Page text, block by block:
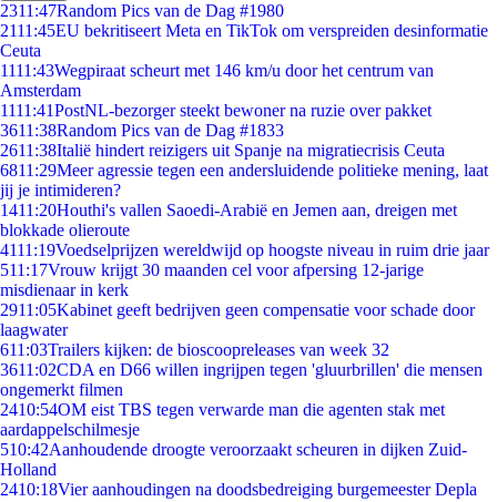
2311:47Random Pics van de Dag #1980
2111:45EU bekritiseert Meta en TikTok om verspreiden desinformatie
Ceuta
1111:43Wegpiraat scheurt met 146 km/u door het centrum van
Amsterdam
1111:41PostNL-bezorger steekt bewoner na ruzie over pakket
3611:38Random Pics van de Dag #1833
2611:38Italië hindert reizigers uit Spanje na migratiecrisis Ceuta
6811:29Meer agressie tegen een andersluidende politieke mening, laat
jij je intimideren?
1411:20Houthi's vallen Saoedi-Arabië en Jemen aan, dreigen met
blokkade olieroute
4111:19Voedselprijzen wereldwijd op hoogste niveau in ruim drie jaar
511:17Vrouw krijgt 30 maanden cel voor afpersing 12-jarige
misdienaar in kerk
2911:05Kabinet geeft bedrijven geen compensatie voor schade door
laagwater
611:03Trailers kijken: de bioscoopreleases van week 32
3611:02CDA en D66 willen ingrijpen tegen 'gluurbrillen' die mensen
ongemerkt filmen
2410:54OM eist TBS tegen verwarde man die agenten stak met
aardappelschilmesje
510:42Aanhoudende droogte veroorzaakt scheuren in dijken Zuid-
Holland
2410:18Vier aanhoudingen na doodsbedreiging burgemeester Depla